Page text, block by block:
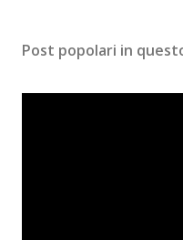
m
n
Post popolari in